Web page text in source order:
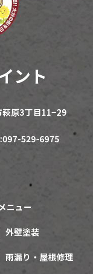
ント
原3丁目11−29
529-6975
ニュー
外壁塗装
雨漏り・屋根修理